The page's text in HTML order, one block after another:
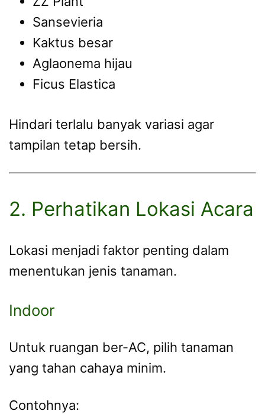
Sansevieria
Kaktus besar
Aglaonema hijau
Ficus Elastica
Hindari terlalu banyak variasi agar
tampilan tetap bersih.
2. Perhatikan Lokasi Acara
Lokasi menjadi faktor penting dalam
menentukan jenis tanaman.
Indoor
Untuk ruangan ber-AC, pilih tanaman
yang tahan cahaya minim.
Contohnya: